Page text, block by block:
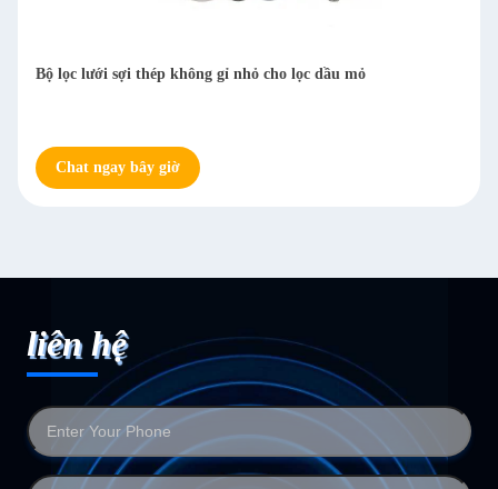
Lưới lọc thép không gỉ chống ăn mòn cho xử lý nước
Chat ngay bây giờ
liên hệ